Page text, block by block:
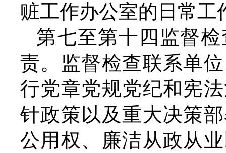
赃工作办公室的日常工
第七至第十四监督
责。监督检查联系单
行党章党规党纪和宪
针政策以及重大决策
公用权、廉洁从政从